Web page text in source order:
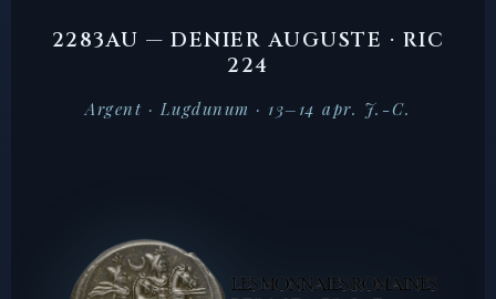
2283AU — DENIER AUGUSTE · RIC
224
Argent · Lugdunum · 13–14 apr. J.-C.